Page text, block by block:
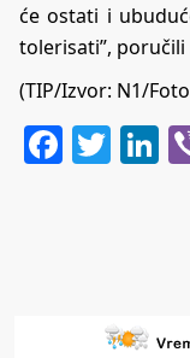
će ostati i
tolerisati”, poručili
(TIP/Izvor: N1/